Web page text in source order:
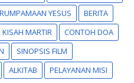
YESUS
BERITA
KISAH MARTIR
CONTOH DOA
SINOPSIS FILM
ALKITAB
PELAYANAN MISI